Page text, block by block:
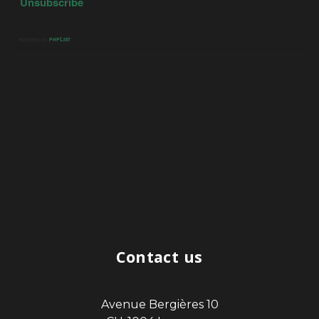
Contact us
Avenue Bergières 10